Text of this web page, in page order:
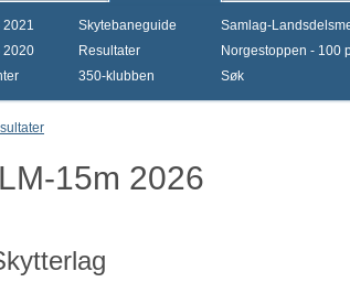
2021
2020
Skytebaneguide
Resultater
350-klubben
Samlag-
Norgestoppen - 100
Søk
15m 2026